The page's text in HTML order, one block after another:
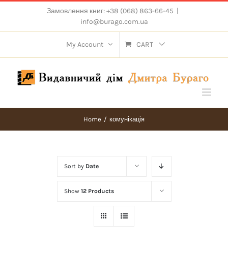
content
Замовлення книг: +38 (068) 863-66-45 |
info@burago.com.ua
My Account CART
Home / комунікація
Sort by Date
Show 12 Products